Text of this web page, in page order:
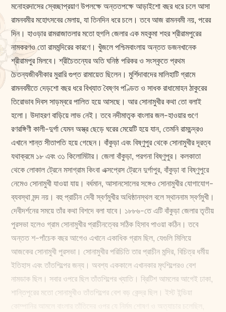
মনোহরদাসের স্বেচ্ছাপ্রয়াণ উপলক্ষে অন্ততপক্ষে আড়াইশো বছর ধরে চলে আসা
রামনবমীর মহোৎসবের মেলায়, যা তিনদিন ধরে চলে। তবে আজ রামনবমী নয়, পরের
দিন। হাওড়ার রামরাজাতলার মতো হুগলি জেলার এক মহকুমা শহর শ্রীরামপুরের
নামকরণও তো রামমন্দিরের কারণে। খুঁজলে পশ্চিমবাংলায় অন্তত ডজনখানেক
শ্রীরামপুর মিলবে। শ্রীচৈতন্যের অতি ঘনিষ্ঠ পরিকর ও সংস্কৃতে প্রথম
চৈতন্যজীবনীকার মুরারি গুপ্ত রামায়েত ছিলেন। মুর্শিদাবাদের মালিহাটি গ্রামে
রামনবমীতে দেড়শো বছর ধরে বিখ্যাত বৈষ্ণব পণ্ডিত ও সাধক রাধামোহন ঠাকুরের
তিরোভাব দিবস সাড়ম্বরে পালিত হয়ে আসছে। আর সোনামুখীর কথা তো বলাই
হলো। উদাহরণ বাড়িয়ে লাভ নেই। তবে নদীমাতৃক বাংলার জল-হাওয়ার গুণে
রণরঙ্গিণী কালী-দুর্গা যেমন অস্ত্র ছেড়ে ঘরের মেয়েটি হয়ে যান, তেমনি রামচন্দ্রও
এখানে শান্ত সীতাপতি হয়ে গেছেন। বাঁকুড়া এবং বিষ্ণুপুর থেকে সোনামুখীর দূরত্ব
যথাক্রমে ১৮ এবং ৩১ কিলোমিটার। জেলা বাঁকুড়া, পরগনা বিষ্ণুপুর। কলকাতা
থেকে লোকাল ট্রেনে মসাগ্রাম কিংবা এক্সপ্রেস ট্রেনে দুর্গাপুর, বাঁকুড়া বা বিষ্ণুপুরে
নেমেও সোনামুখী যাওয়া যায়। বর্ধমান, আসানসোলের সঙ্গেও সোনামুখীর যোগাযোগ-
ব্যবস্থা মন্দ নয়। বহু প্রাচীন দেবী স্বর্ণমুখীর অধিষ্ঠানস্থল বলে স্থাননাম স্বর্ণমুখী।
দেবীদর্শনের সময়ে তাঁর কথা বিশদে বলা যাবে। ১৮৮৬-তে এটি বাঁকুড়া জেলার তৃতীয়
পুরসভা হলেও গ্রাম সোনামুখীর প্রাচীনত্বের সঠিক হিসাব পাওয়া কঠিন। তবে
অন্তত শ-পাঁচেক বছর আগেও এখানে একাধিক গ্রাম ছিল, যেগুলি মিলিয়ে
আজকের সোনামুখী পুরসভা। সোনামুখীর পরিচিতি তার প্রাচীন মন্দির, বিচিত্র ধর্মীয়
ইতিহাস এবং তাঁতশিল্পের জন্য। অবশ্য এককালে এখানকার মৃৎশিল্পেরও বেশ
নামডাক ছিল। সবার ওপরে ছিল তাঁতশিল্পের খ্যাতি। ব্রিটিশ আমলের আগেই ঢাকা,
শান্তিপুরের মতো সোনামুখীও তাঁতশিল্পের বেশ বড় কেন্দ্র ছিল। ইস্ট ইন্ডিয়া
কোম্পানির আমলে বাংলার তাঁতিদের ওপর যে নির্মম শোষণ ও অত্যাচার চলেছিল,